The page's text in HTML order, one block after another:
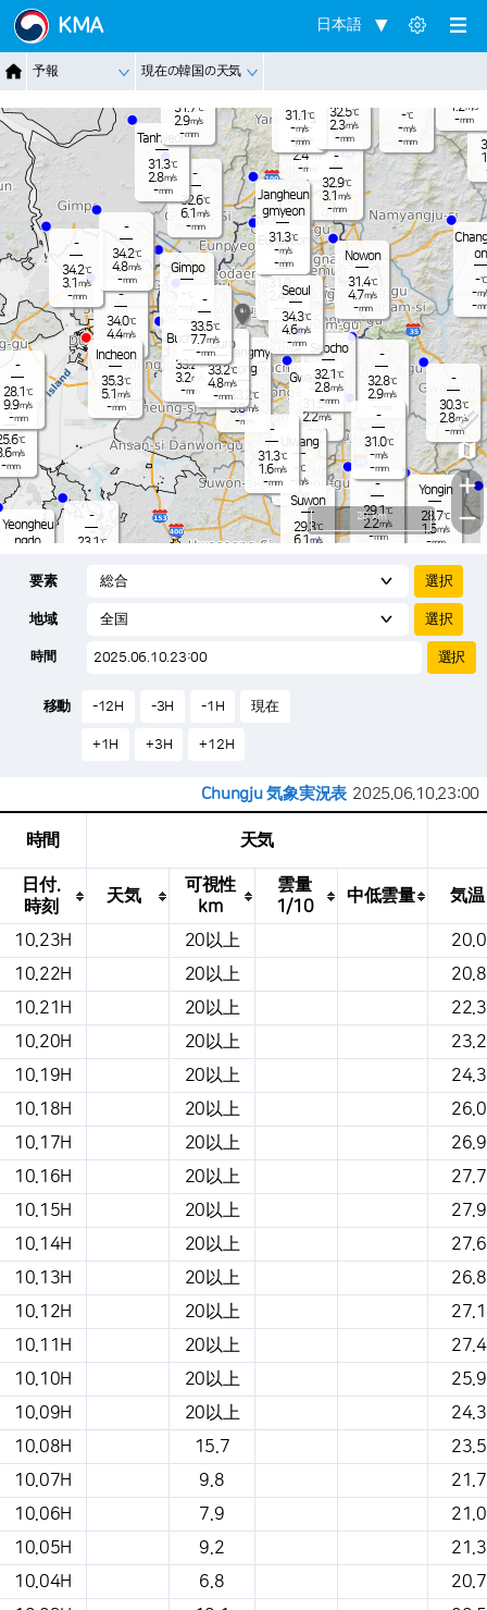
KMA 日本語
予報 現在の韓国の天気
-
℃
m/s
-mm
Yeongheu
ngdo
m/s
Yangju
33.4
2.4m/s
-mm
Gwacheon
31.5℃
2.2m/s
-mm
Yongin
28.7℃
1.5m/s
-mm
-
30.3℃
2.8m/s
-mm
1.6m/s
-
23.1 ℃
-
34.0℃
4.4m/s
-mm
-
32.6℃
6.1 m/s
-mm
Pocheon
-℃
-m/s
-mm
-
34.2℃
3.1 m/s
-mm
on
-℃
-m/
-
Tanhyeon
31.3℃
2.8m/s
-mm
- mm
30.7
1.2m/s
-mm
Uiwang
-℃
- m/s
-mm
Gimpo
-℃
-
-mm
Gwangmy
eong
33.2℃
3.8m/s
-mm
Bucheon
33.2℃
3.2m/s
-mm
-
34.2℃
4.8m/s
-mm
Guro
33.2℃
4.8m/s
-mm
Eunpyeon
g
31.9
2.4m/s
-mm
Nowon
31.4℃
4.7m/s
-mm
-
32.8℃
2.9m/s
-mm
Seocho
32.1 ℃
2.8m/s
-mm
-
32.9℃
3.1 m/s
-mm
-
29.1℃
2.2m/s
-mm
-
31.3℃
1.6m/s
-mm
-
31.0℃
-m/s
-mm
Jangheun
gmyeon
31.3℃
-m/s
-mm
n
31.1℃
-m/s
-mm
29.3℃
4.8
-
-
28.1 ℃
9.9m/s
-mm
-
33.5℃
7.7m/s
-mm
Suwon
29.3℃
6.1 m/s
Incheon
35.3℃
5.1 m/s
-mm
Seoul
34.3℃
4.6m/s
-mm
Paju
31.7 ℃
2.9m/s
-mm
32.5℃
2.3m/s
-mm
+
−
20 km
要素
地域
時間
移動 -12H -3H -1H 現在
+1H +3H +12H
Chungju 気象実況表 2025.06.10.23:00
これは、場所、天気、気温、降水量、風、
気圧などを示す気象条件テーブルです。
時間 天気
日付.
時刻
天気
可視性
km
雲量
1/10
中低雲量 気温
10.23H 20以上
20.0
10.22H
20以上
20.8
10.21H
20以上
22.3
10.20H
20以上
23.2
10.19H
20以上
24.3
10.18H
20以上
26.0
10.17H
20以上
26.9
10.16H
20以上
27.7
10.15H
20以上
27.9
10.14H
20以上
27.6
10.13H
20以上
26.8
10.12H
20以上
27.1
10.11H
20以上
27.4
10.10H
20以上
25.9
10.09H
20以上
24.3
10.08H
15.7
23.5
10.07H
9.8
21.7
10.06H
7.9
21.0
10.05H
9.2
21.3
10.04H
6.8
20.7